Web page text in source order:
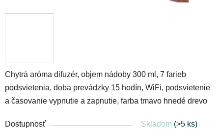
Chytrá aróma difuzér, objem nádoby 300 ml, 7 farieb
podsvietenia, doba prevádzky 15 hodín, WiFi, podsvietenie
a časovanie vypnutie a zapnutie, farba tmavo hnedé drevo
Dostupnosť Skladom (>5 ks)